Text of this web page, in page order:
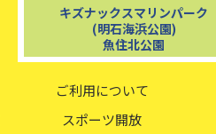
ご利用について
スポーツ開放
キズナックスマリンパーク
(明石海浜公園)
魚住北公園